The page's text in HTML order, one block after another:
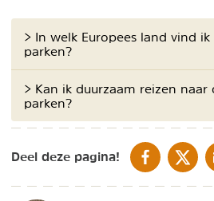
> In welk Europees land vind
parken?
> Kan ik duurzaam reizen naar
parken?
Deel deze pagina! DELEN OPDELEN